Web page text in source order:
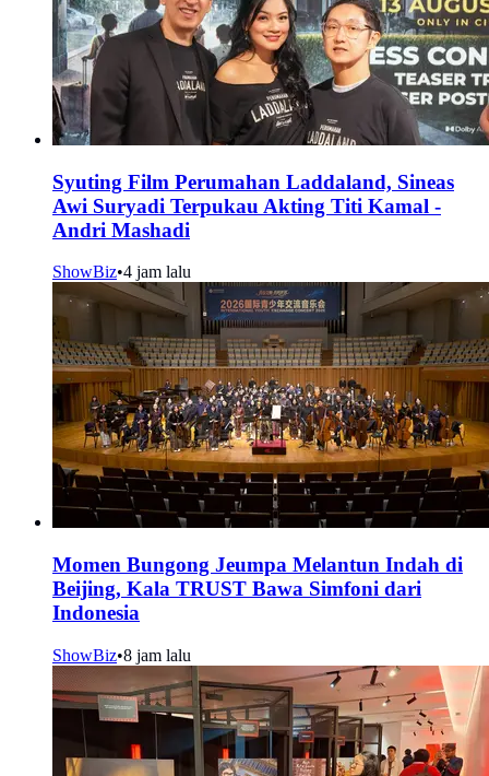
Syuting Film Perumahan Laddaland, Sineas
Awi Suryadi Terpukau Akting Titi Kamal -
Andri Mashadi
ShowBiz•4 jam lalu
Momen Bungong Jeumpa Melantun Indah di
Beijing, Kala TRUST Bawa Simfoni dari
Indonesia
ShowBiz•8 jam lalu